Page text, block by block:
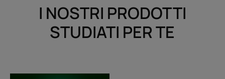
I NOSTRI PRODOTTI
STUDIATI PER TE